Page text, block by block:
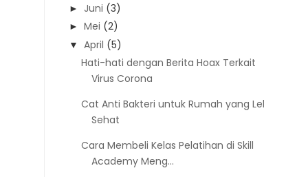
► Juni (3)
► Mei (2)
▼ April (5)
Hati-hati dengan Berita Hoax Terkait
Virus Corona
Cat Anti Bakteri untuk Rumah yang Lebih
Sehat
Cara Membeli Kelas Pelatihan di Skill
Academy Meng...